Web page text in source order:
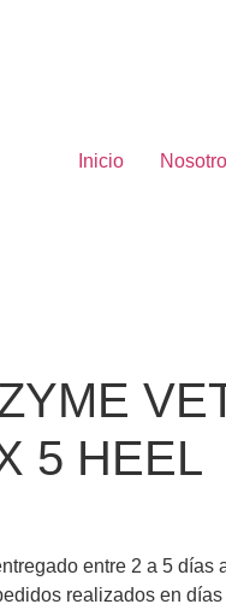
Inicio
5 HEEL
entre 2 a 5 días
realizados en